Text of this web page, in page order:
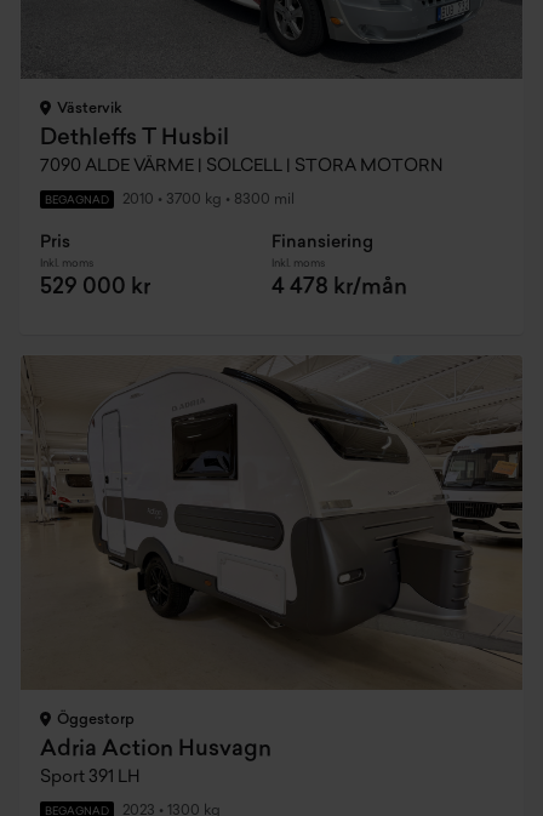
Västervik
Dethleffs T Husbil
7090 ALDE VÄRME | SOLCELL | STORA MOTORN
BEGAGNAD 2010 • 3700 kg • 8300 mil
Pris
Inkl. moms
529 000 kr
Finansiering
Inkl. moms
4 478 kr/mån
Öggestorp
Adria Action Husvagn
Sport 391 LH
BEGAGNAD 2023 • 1300 kg